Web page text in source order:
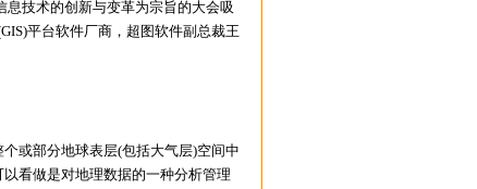
技术的创新与变革为宗旨的大会吸
平台软件厂商，超图软件副总裁王
或部分地球表层(包括大气层)空间中
看做是对地理数据的一种分析管理